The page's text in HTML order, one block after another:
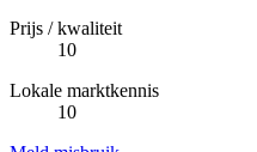
Prijs / kwaliteit
10
Lokale marktkennis
10